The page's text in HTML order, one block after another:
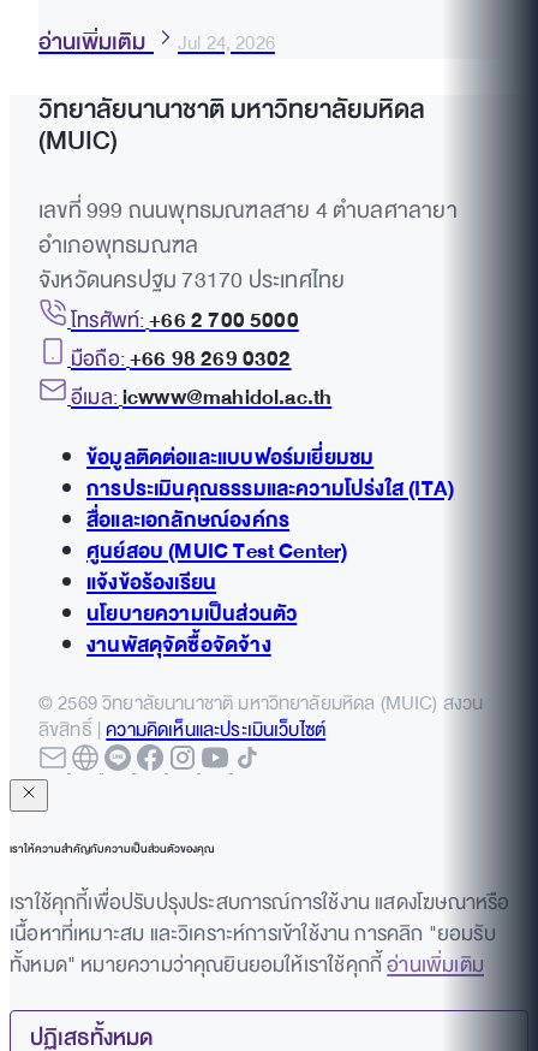
อ่านเพิ่มเติม Jul 24, 2026
วิทยาลัยนานาชาติ มหาวิทยาลัยมหิดล
(MUIC)
เลขที่ 999 ถนนพุทธมณฑลสาย 4 ตำบลศาลายา
อำเภอพุทธมณฑล
จังหวัดนครปฐม 73170 ประเทศไทย
โทรศัพท์:+66 2 700 5000
มือถือ:+66 98 269 0302
อีเมล:icwww@mahidol.ac.th
ข้อมูลติดต่อและแบบฟอร์มเยี่ยมชม
การประเมินคุณธรรมและความโปร่งใส (ITA)
สื่อและเอกลักษณ์องค์กร
ศูนย์สอบ (MUIC Test Center)
แจ้งข้อร้องเรียน
นโยบายความเป็นส่วนตัว
งานพัสดุจัดซื้อจัดจ้าง
© 2569 วิทยาลัยนานาชาติ มหาวิทยาลัยมหิดล (MUIC) สงวน
ลิขสิทธิ์ |ความคิดเห็นและประเมินเว็บไซต์
เราให้ความสำคัญกับความเป็นส่วนตัวของคุณ
เราใช้คุกกี้เพื่อปรับปรุงประสบการณ์การใช้งาน แสดงโฆษณาหรือ
เนื้อหาที่เหมาะสม และวิเคราะห์การเข้าใช้งาน การคลิก "ยอมรับ
ทั้งหมด" หมายความว่าคุณยินยอมให้เราใช้คุกกี้อ่านเพิ่มเติม
ปฏิเสธทั้งหมด